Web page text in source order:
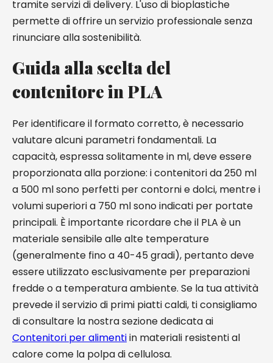
tramite servizi di delivery. L'uso di bioplastiche
permette di offrire un servizio professionale senza
rinunciare alla sostenibilità.
Guida alla scelta del
contenitore in PLA
Per identificare il formato corretto, è necessario
valutare alcuni parametri fondamentali. La
capacità, espressa solitamente in ml, deve essere
proporzionata alla porzione: i contenitori da 250 ml
a 500 ml sono perfetti per contorni e dolci, mentre i
volumi superiori a 750 ml sono indicati per portate
principali. È importante ricordare che il PLA è un
materiale sensibile alle alte temperature
(generalmente fino a 40-45 gradi), pertanto deve
essere utilizzato esclusivamente per preparazioni
fredde o a temperatura ambiente. Se la tua attività
prevede il servizio di primi piatti caldi, ti consigliamo
di consultare la nostra sezione dedicata ai
Contenitori per alimentiin materiali resistenti al
calore come la polpa di cellulosa.